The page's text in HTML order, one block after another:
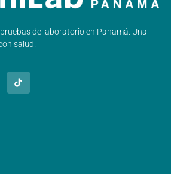
de laboratorio en Panamá. Una
salud.